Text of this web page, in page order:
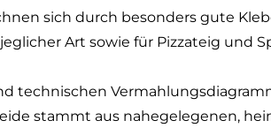
sich durch besonders gute
Art sowie für Pizzateig und
technischen
stammt aus nahegelegenen,
sind wertvoll!
bereitsin den ersten